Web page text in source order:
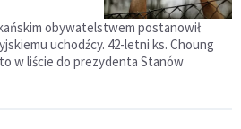
obywatelstwem postanowił
uchodźcy. 42-letni ks. Choung
w liście do prezydenta Stanów